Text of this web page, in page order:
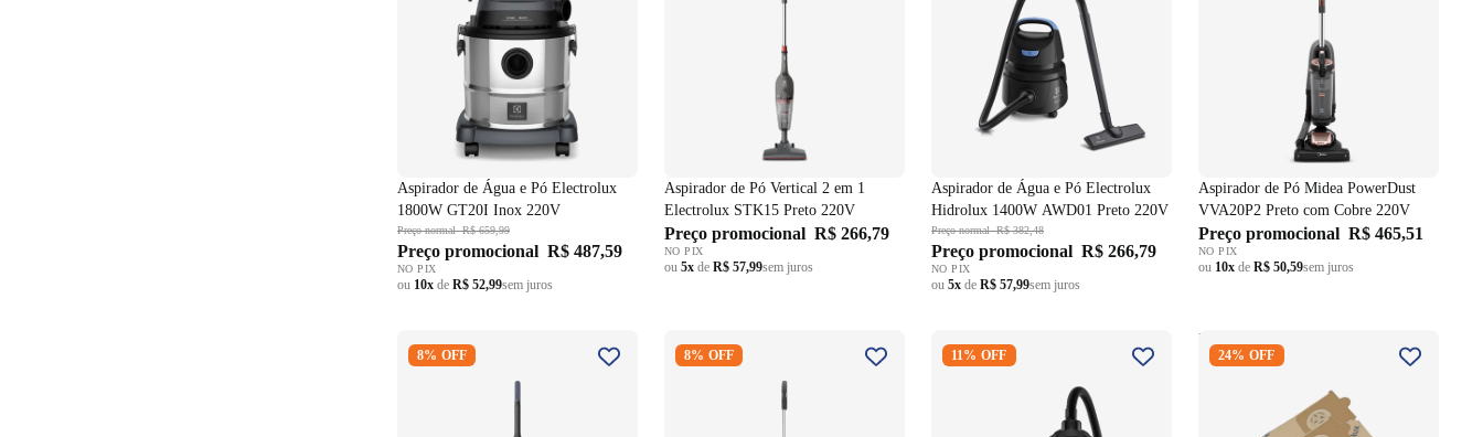
Aspirador de Água e Pó Electrolux
1800W GT20I Inox 220V
Preço normalR$ 659,99
Preço promocional R$ 487,59
NO PIX
ou 10x de R$ 52,99sem juros
Aspirador de Pó Vertical 2 em 1
Electrolux STK15 Preto 220V
Preço promocional R$ 266,79
NO PIX
ou 5x de R$ 57,99sem juros
Aspirador de Água e Pó Electrolux
Hidrolux 1400W AWD01 Preto 220V
Preço normalR$ 382,48
Preço promocional R$ 266,79
NO PIX
ou 5x de R$ 57,99sem juros
Aspirador de Pó Midea PowerDust
VVA20P2 Preto com Cobre 220V
Preço promocional R$ 465,51
NO PIX
ou 10x de R$ 50,59sem juros
Electrolux Ergorapido com Led
ERG019 Sem Fio Azul Bivolt
8% OFF
Philco PAS1450C Cinza 220V
8% OFF
2,2L PAS70 Super Silencioso
11% OFF
Kit com 3 sacos Electrolux para
Aspirador A20 (A20S) E GT
24% OFF